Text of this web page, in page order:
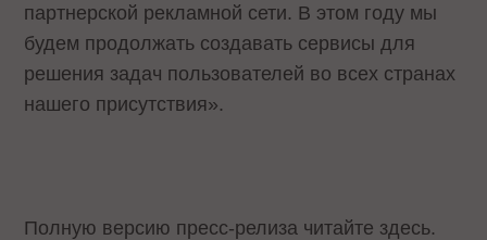
партнерской рекламной сети. В этом году мы
будем продолжать создавать сервисы для
решения задач пользователей во всех странах
нашего присутствия».
Полную версию пресс-релиза читайте здесь.